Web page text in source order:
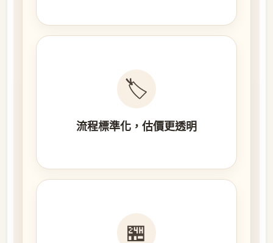
🏷️
流程標準化，估價更透明
🏪